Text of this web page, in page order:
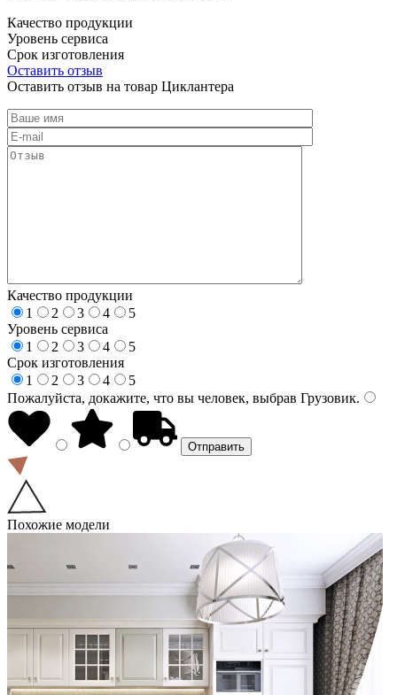
Качество продукции
Уровень сервиса
Срок изготовления
Оставить отзыв
Оставить отзыв на товар Циклантера
Качество продукции
1
2 3 4
5
Уровень сервиса
1
2 3 4
5
Срок изготовления
1
2 3 4
5
Пожалуйста, докажите, что вы человек, выбрав Грузовик.
Похожие модели